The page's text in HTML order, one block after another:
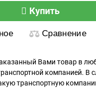
Купить
Сравнение
Вами товар в
компанией. В
транспортную